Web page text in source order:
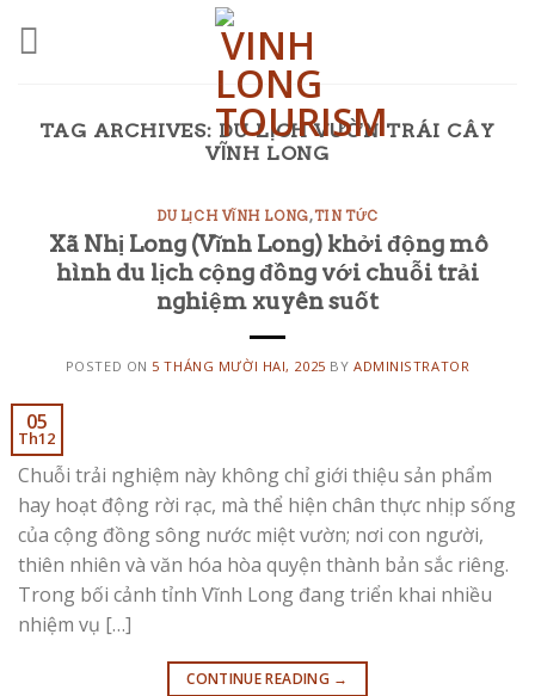
TAG ARCHIVES: DU LỊCH VƯỜN TRÁI CÂY
VĨNH LONG
DU LỊCH VĨNH LONG,TIN TỨC
Xã Nhị Long (Vĩnh Long) khởi động mô
hình du lịch cộng đồng với chuỗi trải
nghiệm xuyên suốt
POSTED ON 5 THÁNG MƯỜI HAI, 2025 BY ADMINISTRATOR
05
Th12
Chuỗi trải nghiệm này không chỉ giới thiệu sản phẩm
hay hoạt động rời rạc, mà thể hiện chân thực nhịp sống
của cộng đồng sông nước miệt vườn; nơi con người,
thiên nhiên và văn hóa hòa quyện thành bản sắc riêng.
Trong bối cảnh tỉnh Vĩnh Long đang triển khai nhiều
nhiệm vụ […]
CONTINUE READING →